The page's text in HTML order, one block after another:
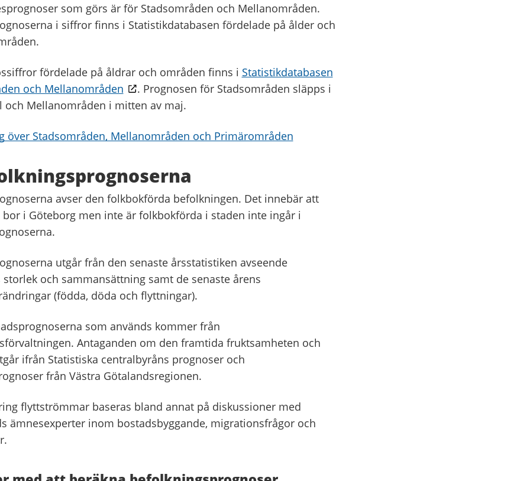
som görs är för Stadsområden och Mellanområden.
i siffror finns i Statistikdatabasen fördelade på ålder och
fördelade på åldrar och områden finns i Statistikdatabasen
och Mellanområden
. Prognosen för Stadsområden släpps i
och Mellanområden i mitten av maj.
över Stadsområden, Mellanområden och Primärområden
avser den folkbokförda befolkningen. Det innebär att
i Göteborg men inte är folkbokförda i staden inte ingår i
utgår från den senaste årsstatistiken avseende
och sammansättning samt de senaste årens
(födda, döda och flyttningar).
som används kommer från
Antaganden om den framtida fruktsamheten och
ifrån Statistiska centralbyråns prognoser och
från Västra Götalandsregionen.
flyttströmmar baseras bland annat på diskussioner med
ämnesexperter inom bostadsbyggande, migrationsfrågor och